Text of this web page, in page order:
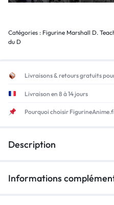
Catégories : Figurine Marshall D.
du D
Livraisons & retours gratuits
Livraison en 8 à 14 jours
Pourquoi choisir
Description
Informations